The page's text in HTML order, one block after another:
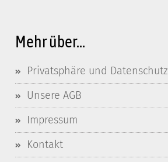
Mehr über...
Privatsphäre und Datenschutz
Unsere AGB
Impressum
Kontakt